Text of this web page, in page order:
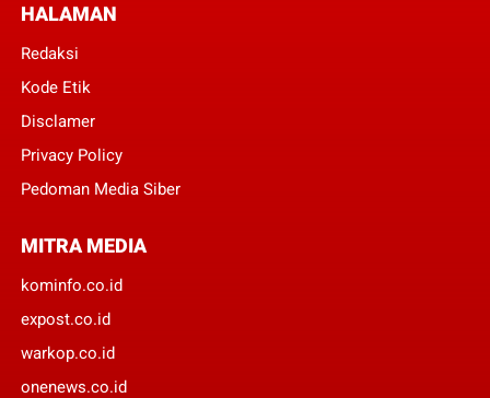
HALAMAN
Redaksi
Kode Etik
Disclamer
Privacy Policy
Pedoman Media Siber
MITRA MEDIA
kominfo.co.id
expost.co.id
warkop.co.id
onenews.co.id